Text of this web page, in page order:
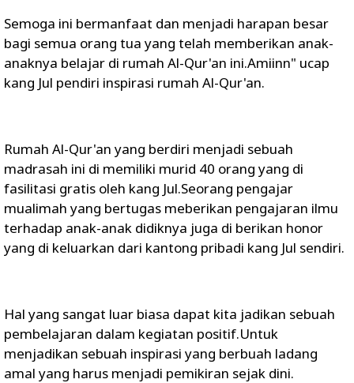
Semoga ini bermanfaat dan menjadi harapan besar
bagi semua orang tua yang telah memberikan anak-
anaknya belajar di rumah Al-Qur'an ini.Amiinn" ucap
kang Jul pendiri inspirasi rumah Al-Qur'an.
Rumah Al-Qur'an yang berdiri menjadi sebuah
madrasah ini di memiliki murid 40 orang yang di
fasilitasi gratis oleh kang Jul.Seorang pengajar
mualimah yang bertugas meberikan pengajaran ilmu
terhadap anak-anak didiknya juga di berikan honor
yang di keluarkan dari kantong pribadi kang Jul sendiri.
Hal yang sangat luar biasa dapat kita jadikan sebuah
pembelajaran dalam kegiatan positif.Untuk
menjadikan sebuah inspirasi yang berbuah ladang
amal yang harus menjadi pemikiran sejak dini.